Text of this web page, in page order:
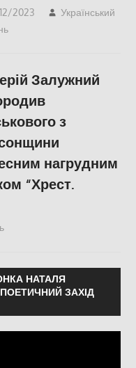
2023
Український
Залужний
з
нагрудним
“Хрест.
НАТАЛЯ
ЗАХІД